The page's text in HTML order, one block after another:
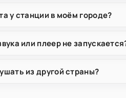
у станции в моём городе?
или плеер не
из другой страны?